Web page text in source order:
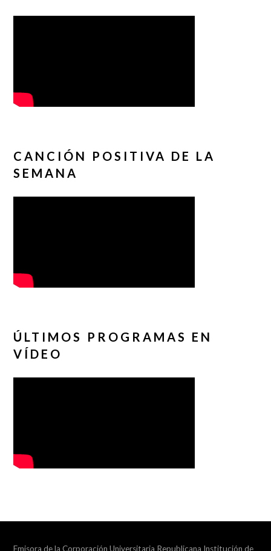
CANCIÓN POSITIVA DE LA
SEMANA
ÚLTIMOS PROGRAMAS EN
VÍDEO
Emisora de la Corporación Universitaria Republicana Institución de